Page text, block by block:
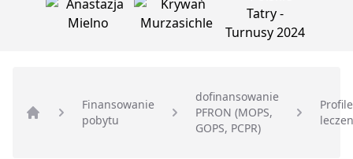
Strona główna
Finansowanie
pobytu
dofinansowanie
PFRON (MOPS,
GOPS, PCPR)
Profile